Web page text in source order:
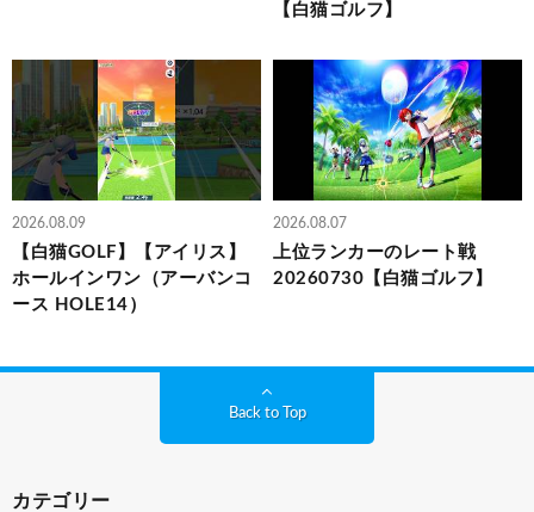
【白猫ゴルフ】
2026.08.09
【白猫GOLF】【アイリス】
ホールインワン（アーバンコ
ース HOLE14）
2026.08.07
上位ランカーのレート戦
20260730【白猫ゴルフ】
Back to Top
カテゴリー